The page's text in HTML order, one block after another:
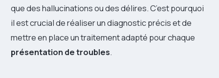
que des hallucinations ou des délires. C’est pourquoi
il est crucial de réaliser un diagnostic précis et de
mettre en place un traitement adapté pour chaque
présentation de troubles.